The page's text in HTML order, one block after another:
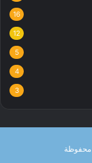
16
12
5
4
3